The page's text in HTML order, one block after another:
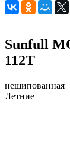
Sunfull
112T
нешипованная
Летние